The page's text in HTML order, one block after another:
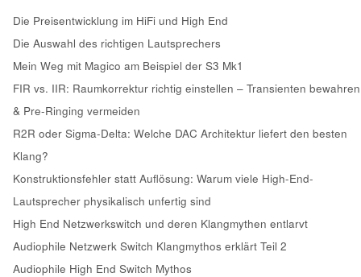
Die Preisentwicklung im HiFi und High End
Die Auswahl des richtigen Lautsprechers
Mein Weg mit Magico am Beispiel der S3 Mk1
FIR vs. IIR: Raumkorrektur richtig einstellen – Transienten bewahren
& Pre-Ringing vermeiden
R2R oder Sigma-Delta: Welche DAC Architektur liefert den besten
Klang?
Konstruktionsfehler statt Auflösung: Warum viele High-End-
Lautsprecher physikalisch unfertig sind
High End Netzwerkswitch und deren Klangmythen entlarvt
Audiophile Netzwerk Switch Klangmythos erklärt Teil 2
Audiophile High End Switch Mythos